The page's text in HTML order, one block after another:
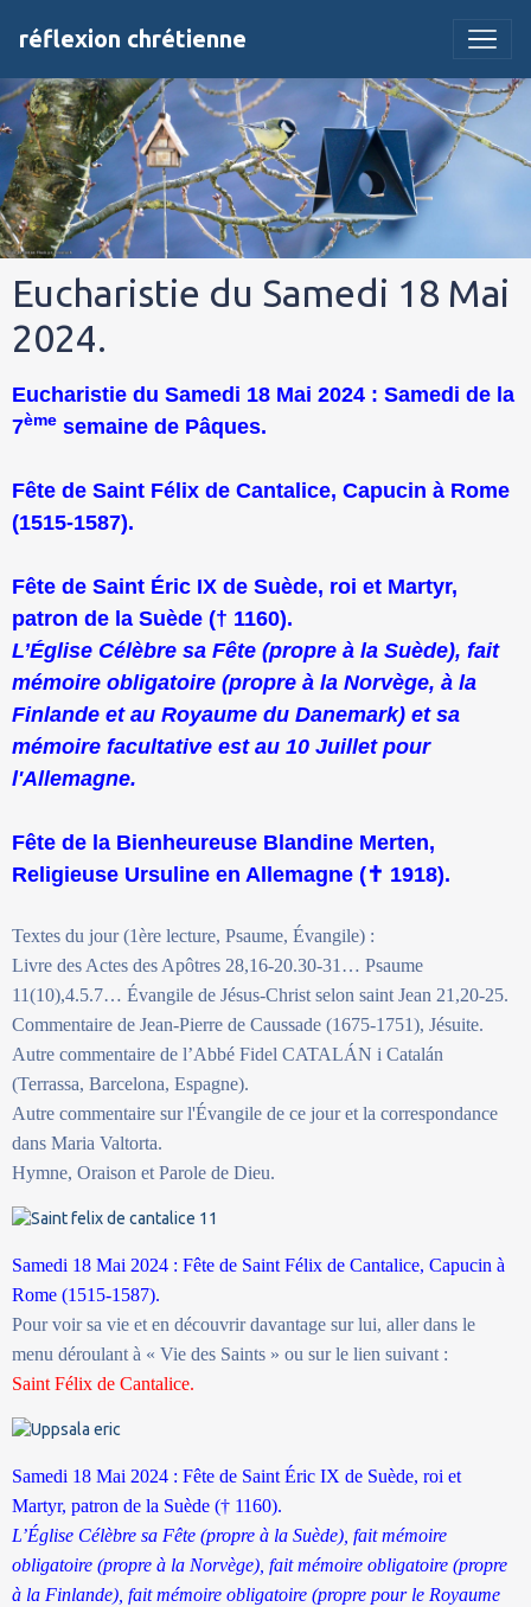
réflexion chrétienne
Eucharistie du Samedi 18 Mai
2024.
Eucharistie du Samedi 18 Mai 2024 : Samedi de la
7ème semaine de Pâques.
Fête de Saint Félix de Cantalice, Capucin à Rome
(1515-1587).
Fête de Saint Éric IX de Suède, roi et Martyr,
patron de la Suède († 1160).
L’Église Célèbre sa Fête (propre à la Suède), fait
mémoire obligatoire (propre à la Norvège, à la
Finlande et au Royaume du Danemark) et sa
mémoire facultative est au 10 Juillet pour
l'Allemagne.
Fête de la Bienheureuse Blandine Merten,
Religieuse Ursuline en Allemagne (✝ 1918).
Textes du jour (1ère lecture, Psaume, Évangile) :
Livre des Actes des Apôtres 28,16-20.30-31… Psaume
11(10),4.5.7… Évangile de Jésus-Christ selon saint Jean 21,20-25.
Commentaire de Jean-Pierre de Caussade (1675-1751), Jésuite.
Autre commentaire de l’Abbé Fidel CATALÁN i Catalán
(Terrassa, Barcelona, Espagne).
Autre commentaire sur l'Évangile de ce jour et la correspondance
dans Maria Valtorta.
Hymne, Oraison et Parole de Dieu.
Samedi 18 Mai 2024 : Fête de Saint Félix de Cantalice, Capucin à
Rome (1515-1587).
Pour voir sa vie et en découvrir davantage sur lui, aller dans le
menu déroulant à « Vie des Saints » ou sur le lien suivant :
Saint Félix de Cantalice.
Samedi 18 Mai 2024 : Fête de Saint Éric IX de Suède, roi et
Martyr, patron de la Suède († 1160).
L’Église Célèbre sa Fête (propre à la Suède), fait mémoire
obligatoire (propre à la Norvège), fait mémoire obligatoire (propre
à la Finlande), fait mémoire obligatoire (propre pour le Royaume